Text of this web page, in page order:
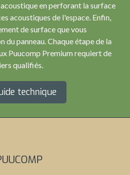
en perforant la surface
acoustiques de l'espace. Enfin,
de surface que vous
du panneau. Chaque étape de la
Puucomp Premium requiert de
qualifiés.
technique